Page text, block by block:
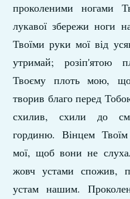
проколеними ногами
лукавої збережи ноги
Твоїми руки мої від
утримай; розіп'ятою
Твоєму плоть мою,
творив благо перед
схилив, схили до
гординю. Вінцем
мої, щоб вони не
жовч устами спожив,
устам нашим.